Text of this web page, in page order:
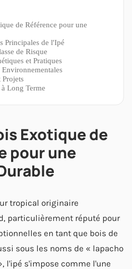
de Référence pour une
Principales de l'Ipé
de Risque
et Pratiques
Long Terme
Exotique de
pour une
tropical originaire
particulièrement réputé pour
en tant que bois de
sous les noms de « lapacho
l'ipé s'impose comme l'une